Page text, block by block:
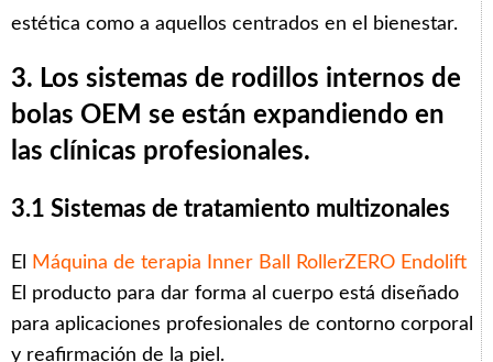
estética como a aquellos centrados en el bienestar.
3. Los sistemas de rodillos internos de
bolas OEM se están expandiendo en
las clínicas profesionales.
3.1 Sistemas de tratamiento multizonales
El
Máquina de terapia Inner Ball RollerZERO Endolift
El producto para dar forma al cuerpo está diseñado
para aplicaciones profesionales de contorno corporal
y reafirmación de la piel.